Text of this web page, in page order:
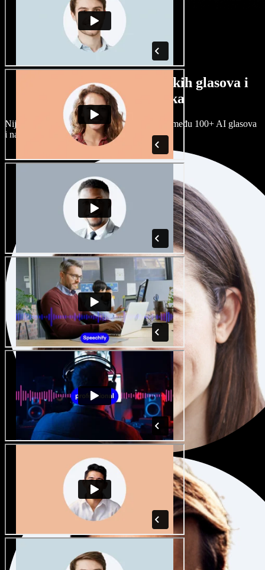
Veliki izbor muških i ženskih glasova i
raznih naglasaka
Nijedan projekt ne mora zvučati isto. Birajte među 100+ AI glasova
i naglasaka i prilagodite ih sebi.